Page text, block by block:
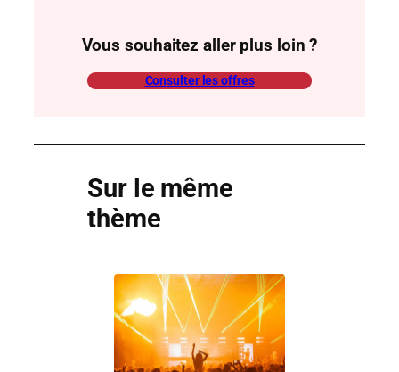
Vous souhaitez aller plus loin ?
Consulter les offres
Sur le même
thème